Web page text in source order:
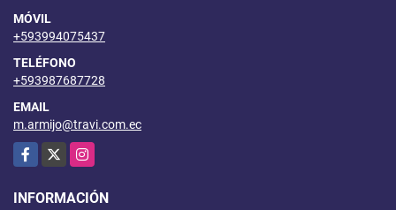
MÓVIL
+593994075437
TELÉFONO
+593987687728
EMAIL
m.armijo@travi.com.ec
Facebook
X Instagram
INFORMACIÓN